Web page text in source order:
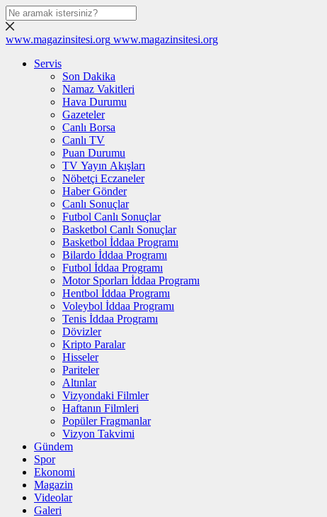
www.magazinsitesi.org www.magazinsitesi.org
Servis
Son Dakika
Namaz Vakitleri
Hava Durumu
Gazeteler
Canlı Borsa
Canlı TV
Puan Durumu
TV Yayın Akışları
Nöbetçi Eczaneler
Haber Gönder
Canlı Sonuçlar
Futbol Canlı Sonuçlar
Basketbol Canlı Sonuçlar
Basketbol İddaa Programı
Bilardo İddaa Programı
Futbol İddaa Programı
Motor Sporları İddaa Programı
Hentbol İddaa Programı
Voleybol İddaa Programı
Tenis İddaa Programı
Dövizler
Kripto Paralar
Hisseler
Pariteler
Altınlar
Vizyondaki Filmler
Haftanın Filmleri
Popüler Fragmanlar
Vizyon Takvimi
Gündem
Spor
Ekonomi
Magazin
Videolar
Galeri